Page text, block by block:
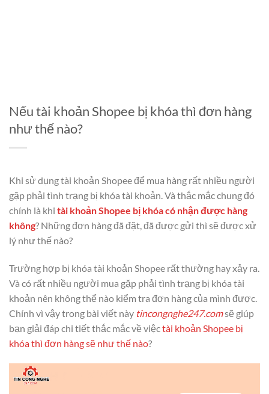
Nếu tài khoản Shopee bị khóa thì đơn hàng
như thế nào?
Khi sử dụng tài khoản Shopee để mua hàng rất nhiều người
gặp phải tình trạng bị khóa tài khoản. Và thắc mắc chung đó
chính là khi tài khoản Shopee bị khóa có nhận được hàng
không? Những đơn hàng đã đặt, đã được gửi thì sẽ được xử
lý như thế nào?
Trường hợp bị khóa tài khoản Shopee rất thường hay xảy ra.
Và có rất nhiều người mua gặp phải tình trạng bị khóa tài
khoản nên không thể nào kiểm tra đơn hàng của mình được.
Chính vì vậy trong bài viết này tincongnghe247.comsẽ giúp
bạn giải đáp chi tiết thắc mắc về việctài khoản Shopee bị
khóa thì đơn hàng sẽ như thế nào?